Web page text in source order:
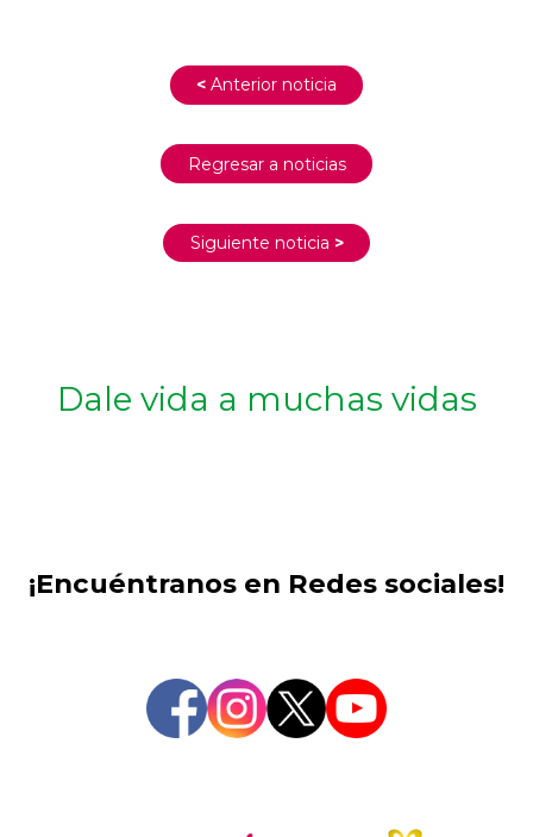
< Anterior noticia
Regresar a noticias
Siguiente noticia >
Dale vida a muchas vidas
¡Encuéntranos en Redes sociales!